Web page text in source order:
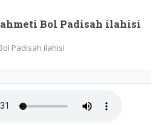
Bol Padisah ilahisi
Padisah ilahisi